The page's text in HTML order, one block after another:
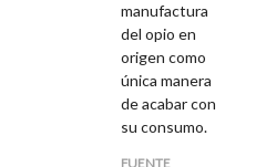
manufactura
del opio en
origen como
única manera
de acabar con
su consumo.
FUENTE